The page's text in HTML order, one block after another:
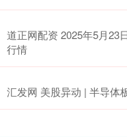
道正网配资 2025年5月23
行情
汇发网 美股异动 | 半导体